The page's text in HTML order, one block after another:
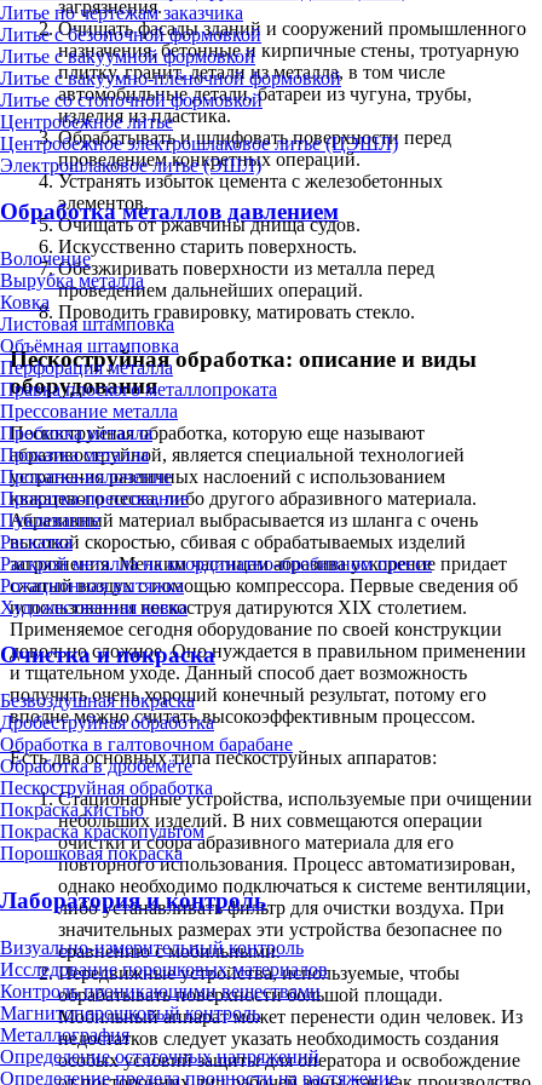
Литье по чертежам заказчика
Литье с безопочной формовкой
Литье с вакуумной формовкой
Литье с вакуумно-плёночной формовкой
Литье со стопочной формовкой
Центробежное литье
Центробежное электрошлаковое литье (ЦЭШЛ)
Электрошлаковое литье (ЭШЛ)
Обработка металлов давлением
Волочение
Вырубка металла
Ковка
Листовая штамповка
Объёмная штамповка
Перфорация металла
Правка плоского металлопроката
Прессование металла
Пробивка металла
Прокатка металла
Прокатка-волочение
Прокатка-прессование
Пуклевание
Раскатка
Раскрой металла на координатно-пробивном прессе
Ротационная вытяжка
Художественная ковка
Очистка и покраска
Безвоздушная покраска
Дробеструйная обработка
Обработка в галтовочном барабане
Обработка в дробемёте
Пескоструйная обработка
Покраска кистью
Покраска краскопультом
Порошковая покраска
Лаборатория и контроль
Визуально-измерительный контроль
Исследование порошковых материалов
Контроль проникающими веществами
Магнитопорошковый контроль
Металлография
Определение остаточных напряжений
Определение предела прочности на растяжение
загрязнения.
Очищать фасады зданий и сооружений промышленного
назначения, бетонные и кирпичные стены, тротуарную
плитку, гранит, детали из металла, в том числе
автомобильные детали, батареи из чугуна, трубы,
изделия из пластика.
Обрабатывать и шлифовать поверхности перед
проведением конкретных операций.
Устранять избыток цемента с железобетонных
элементов.
Очищать от ржавчины днища судов.
Искусственно старить поверхность.
Обезжиривать поверхности из металла перед
проведением дальнейших операций.
Проводить гравировку, матировать стекло.
Пескоструйная обработка: описание и виды
оборудования
Пескоструйная обработка, которую еще называют
абразивоструйной, является специальной технологией
устранения различных наслоений с использованием
кварцевого песка, либо другого абразивного материала.
Абразивный материал выбрасывается из шланга с очень
высокой скоростью, сбивая с обрабатываемых изделий
загрязнения. Мелким частицам абразива ускорение придает
сжатый воздух с помощью компрессора. Первые сведения об
использовании пескоструя датируются XIX столетием.
Применяемое сегодня оборудование по своей конструкции
довольно сложное. Оно нуждается в правильном применении
и тщательном уходе. Данный способ дает возможность
получить очень хороший конечный результат, потому его
вполне можно считать высокоэффективным процессом.
Есть два основных типа пескоструйных аппаратов:
Стационарные устройства, используемые при очищении
небольших изделий. В них совмещаются операции
очистки и сбора абразивного материала для его
повторного использования. Процесс автоматизирован,
однако необходимо подключаться к системе вентиляции,
либо устанавливать фильтр для очистки воздуха. При
значительных размерах эти устройства безопаснее по
сравнению с мобильными.
Передвижные устройства, используемые, чтобы
обрабатывать поверхности большой площади.
Мобильный аппарат может перенести один человек. Из
недостатков следует указать необходимость создания
особых условий защиты для оператора и освобождение